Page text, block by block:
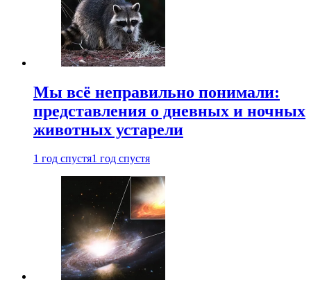
Мы всё неправильно понимали:
представления о дневных и ночных
животных устарели
1 год спустя1 год спустя